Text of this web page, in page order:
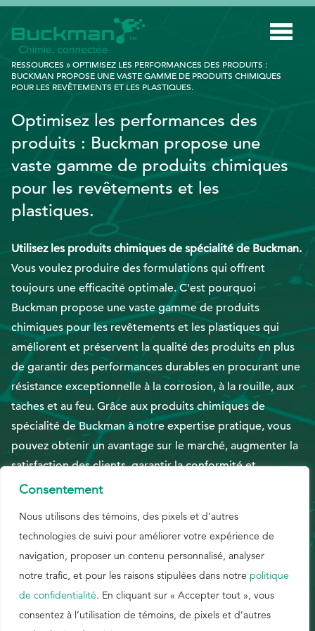
Consentement
Nous utilisons des témoins, des pixels et d’autres
technologies de suivi pour améliorer votre expérience de
navigation, proposer un contenu personnalisé, analyser
notre trafic, et pour les raisons stipulées dans notre politique
de confidentialité. En cliquant sur « Accepter tout », vous
consentez à l’utilisation de témoins, de pixels et d’autres
TECHNOLOGIE INTELLIGENTE
INNOVATION
APPLICATIONS
DURABILITÉ
À PROPOS DE NOUS
RESSOURCES
BLOGUE
EthicsPoint
Nous joindre
Carrières
Ackumen
English
Rechercher
:
Rechercher
RESSOURCES »OPTIMISEZ LES PERFORMANCES DES PRODUITS :
BUCKMAN PROPOSE UNE VASTE GAMME DE PRODUITS CHIMIQUES
POUR LES REVÊTEMENTS ET LES PLASTIQUES.
Optimisez les performances des
produits : Buckman propose une
vaste gamme de produits chimiques
pour les revêtements et les
plastiques.
Utilisez les produits chimiques de spécialité de Buckman.
Vous voulez produire des formulations qui offrent
toujours une efficacité optimale. C'est pourquoi
Buckman propose une vaste gamme de produits
chimiques pour les revêtements et les plastiques qui
améliorent et préservent la qualité des produits en plus
de garantir des performances durables en procurant une
résistance exceptionnelle à la corrosion, à la rouille, aux
taches et au feu. Grâce aux produits chimiques de
spécialité de Buckman à notre expertise pratique, vous
pouvez obtenir un avantage sur le marché, augmenter la
satisfaction des clients, garantir la conformité et
améliorer la durabilité. Mieux encore, vous pouvez
ANGLAIS – EUROPE